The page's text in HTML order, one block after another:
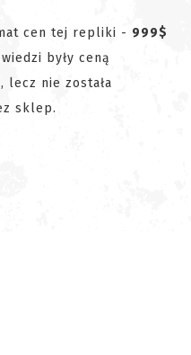
cen tej repliki - 999$
były ceną
lecz nie została
sklep.